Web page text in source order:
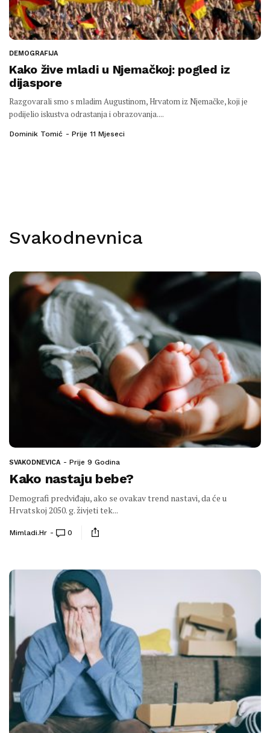
DEMOGRAFIJA
Kako žive mladi u Njemačkoj: pogled iz
dijaspore
Razgovarali smo s mladim Augustinom, Hrvatom iz Njemačke, koji je
podijelio iskustva odrastanja i obrazovanja....
Dominik Tomić Prije 11 Mjeseci
Svakodnevnica
SVAKODNEVICA Prije 9 Godina
Kako nastaju bebe?
Demografi predviđaju, ako se ovakav trend nastavi, da će u
Hrvatskoj 2050. g. živjeti tek...
Mimladi.hr 0